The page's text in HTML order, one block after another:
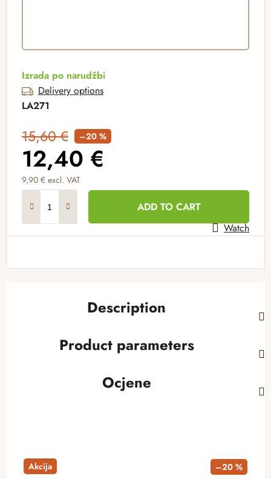
Izrada po narudžbi
Delivery options
LA271
15,60 € –20 %
12,40 €
9,90 € excl. VAT
ADD TO CART
Watch
Description
Product parameters
Ocjene
Akcija –20 %